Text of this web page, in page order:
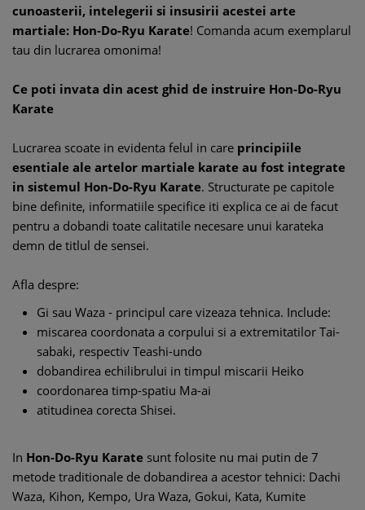
cunoasterii, intelegerii si insusirii acestei arte
martiale: Hon-Do-Ryu Karate! Comanda acum exemplarul
tau din lucrarea omonima!
Ce poti invata din acest ghid de instruire Hon-Do-Ryu
Karate
Lucrarea scoate in evidenta felul in care principiile
esentiale ale artelor martiale karate au fost integrate
in sistemul Hon-Do-Ryu Karate. Structurate pe capitole
bine definite, informatiile specifice iti explica ce ai de facut
pentru a dobandi toate calitatile necesare unui karateka
demn de titlul de sensei.
Afla despre:
Gi sau Waza - principul care vizeaza tehnica. Include:
miscarea coordonata a corpului si a extremitatilor Tai-
sabaki, respectiv Teashi-undo
dobandirea echilibrului in timpul miscarii Heiko
coordonarea timp-spatiu Ma-ai
atitudinea corecta Shisei.
In Hon-Do-Ryu Karate sunt folosite nu mai putin de 7
metode traditionale de dobandirea a acestor tehnici: Dachi
Waza, Kihon, Kempo, Ura Waza, Gokui, Kata, Kumite